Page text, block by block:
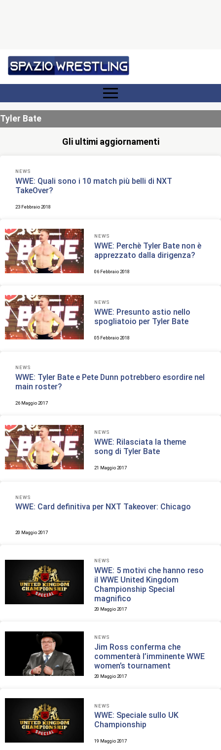
Tyler Bate
Gli ultimi aggiornamenti
NEWS
WWE: Quali sono i 10 match più belli di NXT
TakeOver?
23 Febbraio 2018
NEWS
WWE: Perchè Tyler Bate non è
apprezzato dalla dirigenza?
06 Febbraio 2018
NEWS
WWE: Presunto astio nello
spogliatoio per Tyler Bate
05 Febbraio 2018
NEWS
WWE: Tyler Bate e Pete Dunn potrebbero esordire nel
main roster?
26 Maggio 2017
NEWS
WWE: Rilasciata la theme
song di Tyler Bate
21 Maggio 2017
NEWS
WWE: Card definitiva per NXT Takeover: Chicago
20 Maggio 2017
NEWS
WWE: 5 motivi che hanno reso
il WWE United Kingdom
Championship Special
magnifico
20 Maggio 2017
NEWS
Jim Ross conferma che
commenterà l’imminente WWE
women’s tournament
20 Maggio 2017
NEWS
WWE: Speciale sullo UK
Championship
19 Maggio 2017